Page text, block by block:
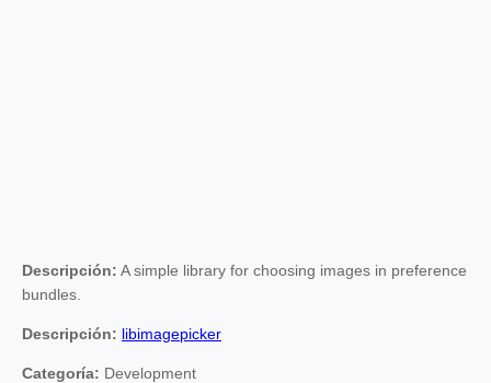
Descripción: A simple library for choosing images in preference
bundles.
Descripción: libimagepicker
Categoría: Development